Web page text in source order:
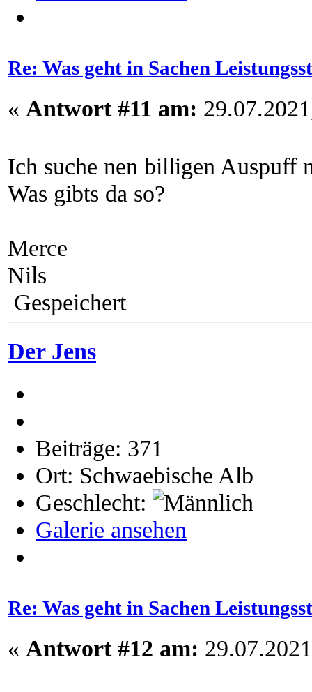
Re: Was geht in Sachen
« Antwort #11 am:
Ich suche nen billigen Auspuff
Was gibts da so?
Merce
Nils
Gespeichert
Der Jens
Beiträge: 371
Ort: Schwaebische Alb
Geschlecht:
Galerie ansehen
Re: Was geht in Sachen
« Antwort #12 am: